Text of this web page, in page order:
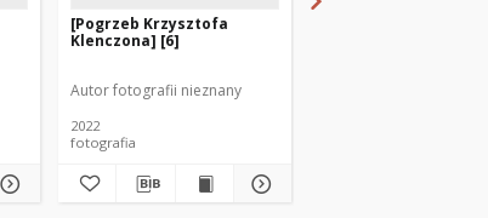
[Pogrzeb Krzysztofa
Klenczona] [6]
Autor fotografii nieznany
2022
fotografia